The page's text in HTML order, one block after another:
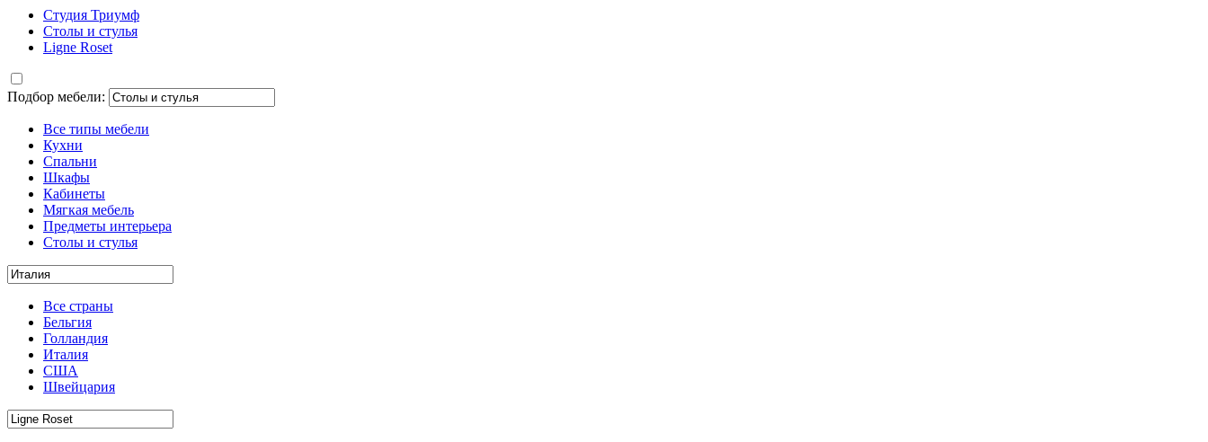
Студия Триумф
Столы и стулья
Ligne Roset
Подбор мебели:
Все типы мебели
Кухни
Спальни
Шкафы
Кабинеты
Мягкая мебель
Предметы интерьера
Столы и стулья
Все страны
Бельгия
Голландия
Италия
США
Швейцария